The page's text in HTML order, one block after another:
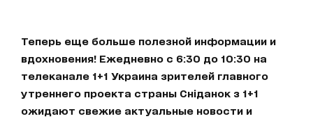
Теперь еще больше полезной информации и
вдохновения! Ежедневно с 6:30 до 10:30 на
телеканале 1+1 Украина зрителей главного
утреннего проекта страны Сніданок з 1+1
ожидают свежие актуальные новости и